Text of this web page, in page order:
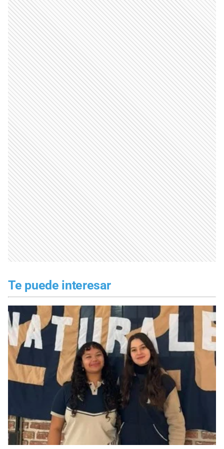
Te puede interesar